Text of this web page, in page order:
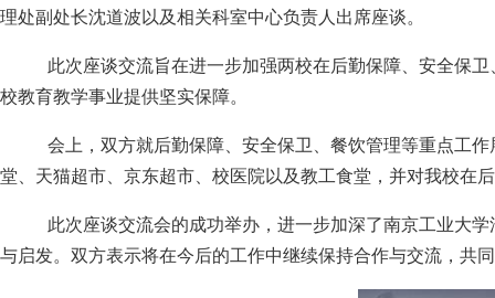
理处副处长沈道波以及相关科室中心负责人出席座谈。
此次座谈交流旨在进一步加强两校在后勤保障、安全保
校教育教学事业提供坚实保障。
会上， 双方就后勤保障、安全保卫、餐饮管理等重点工作
堂 、天猫超市、京东超市、校医院 以及教工食堂 ，并对我校在
此次座谈交流会的成功举办， 进一步加深了南京工业大
与启发。双方表示将在今后的工作中继续保持合作与交流 ，共